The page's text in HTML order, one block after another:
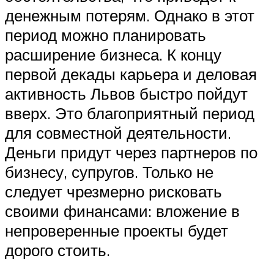
денежным потерям. Однако в этот
период можно планировать
расширение бизнеса. К концу
первой декады карьера и деловая
активность Львов быстро пойдут
вверх. Это благоприятный период
для совместной деятельности.
Деньги придут через партнеров по
бизнесу, супругов. Только не
следует чрезмерно рисковать
своими финансами: вложение в
непроверенные проекты будет
дорого стоить.